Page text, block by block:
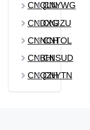
CNQLNCNYWG
CNDXG
CNJZU
CNNCHCNTOL
CNBHICNSUD
CNQZHCNYTN